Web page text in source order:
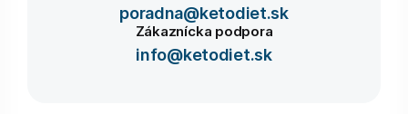
poradna@ketodiet.sk
Zákaznícka podpora
info@ketodiet.sk